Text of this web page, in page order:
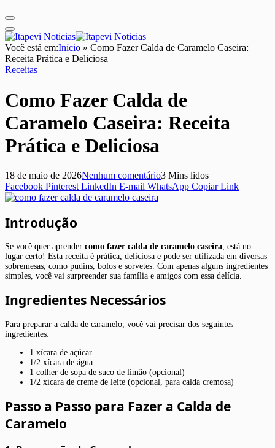
Você está em:Início » Como Fazer Calda de Caramelo Caseira:
Receita Prática e Deliciosa
Receitas
Como Fazer Calda de
Caramelo Caseira: Receita
Prática e Deliciosa
18 de maio de 2026Nenhum comentário3 Mins lidos
Facebook Pinterest LinkedIn E-mail WhatsApp Copiar Link
Introdução
Se você quer aprender como fazer calda de caramelo caseira, está no
lugar certo! Esta receita é prática, deliciosa e pode ser utilizada em diversas
sobremesas, como pudins, bolos e sorvetes. Com apenas alguns ingredientes
simples, você vai surpreender sua família e amigos com essa delícia.
Ingredientes Necessários
Para preparar a calda de caramelo, você vai precisar dos seguintes
ingredientes:
1 xícara de açúcar
1/2 xícara de água
1 colher de sopa de suco de limão (opcional)
1/2 xícara de creme de leite (opcional, para calda cremosa)
Passo a Passo para Fazer a Calda de
Caramelo